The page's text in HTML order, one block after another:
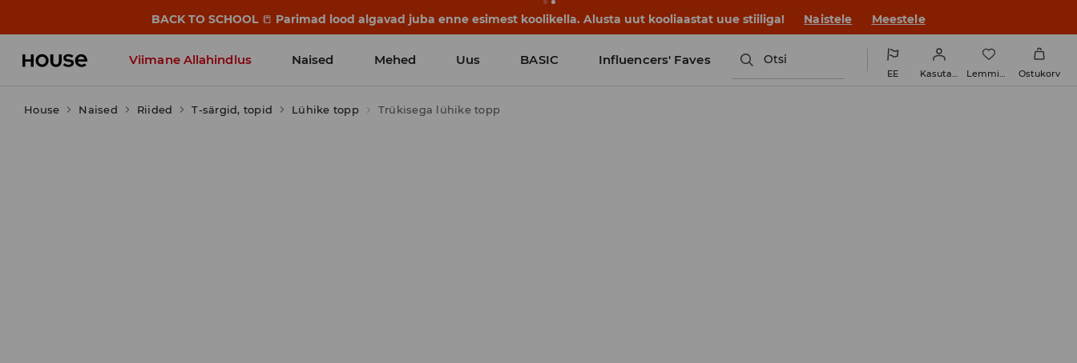
BACK TO SCHOOL 📒 Parimad lood algavad juba enne esimest koolikella. Alusta uut kooliaastat uue stiiliga! Naistele Meestele
Viimane Allahindlus Naised Mehed Uus BASIC Influencers' Faves Otsi
EE Kasutaja Lemmikud Ostukorv
House Naised Riided T-särgid, topid Lühike topp Trükisega lühike topp